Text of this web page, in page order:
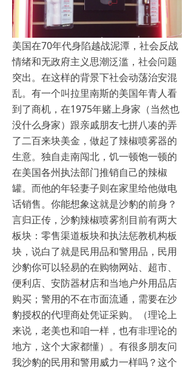
美国在70年代身陷越战泥潭，社会反战
情绪和无政府主义思潮泛滥，社会问题
突出。在这样的背景下社会动荡治安混
乱。有一个叫拉里南斯的美国年青人看
到了商机，在1975年赌上身家（当然也
没什么身家）跟亲戚朋友七拼八凑的弄
了二百来块美金，做起了辣椒喷雾器的
生意。独自走南闯北，饥一顿饱一顿的
在美国各州执法部门推销自己的辣椒
罐。而他的年轻妻子则在家里给他做电
话销售。你能想象这就是沙豹的前身？
言归正传，沙豹辣椒喷雾剂目前有两大
板块：零售渠道板块和执法惩教机构板
块，说白了就是民用品和警用品，民用
沙豹你可以轻易的在购物网站、超市、
便利店、安防器材店和当地户外用品店
购买；警用的不在市面流通，需要在沙
豹授权的代理商处凭证采购。（理论上
来说，老美也和咱一样，也有非理论的
地方，这个大家都懂）。有很多朋友问
我沙豹的民用和警用威力一样吗？这个